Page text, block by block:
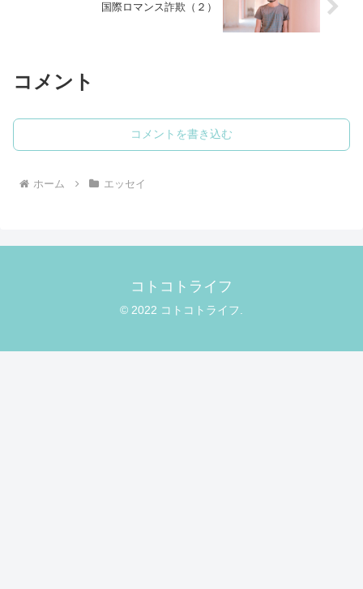
国際ロマンス詐欺（２）
コメント
コメントを書き込む
ホーム エッセイ
コトコトライフ
© 2022 コトコトライフ.